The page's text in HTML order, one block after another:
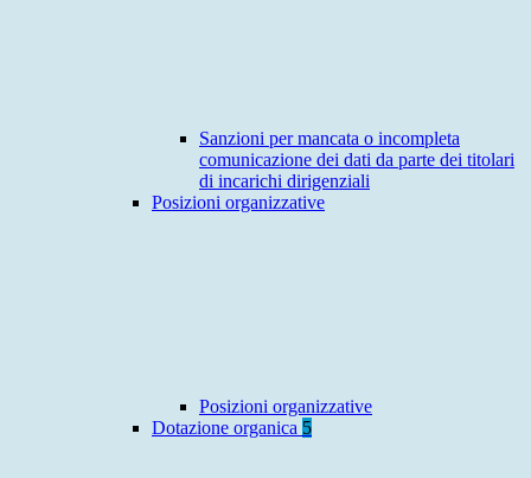
Sanzioni per mancata o incompleta
comunicazione dei dati da parte dei titolari
di incarichi dirigenziali
Posizioni organizzative
Posizioni organizzative
Dotazione organica 5